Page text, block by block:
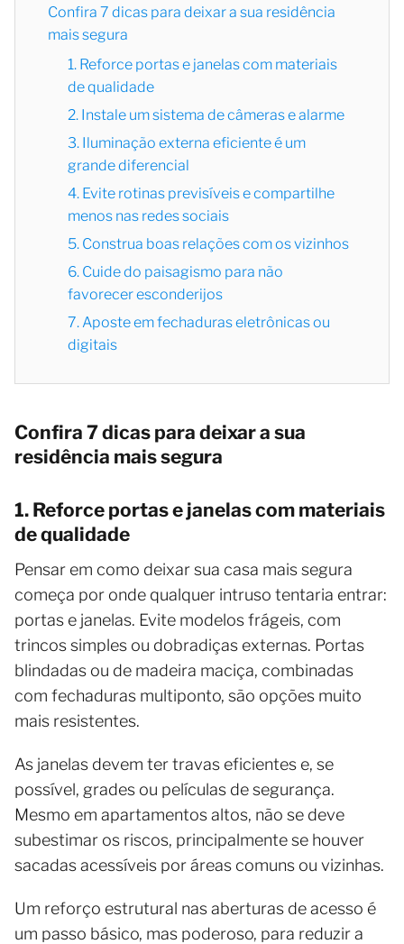
Confira 7 dicas para deixar a sua residência
mais segura
1. Reforce portas e janelas com materiais
de qualidade
2. Instale um sistema de câmeras e alarme
3. Iluminação externa eficiente é um
grande diferencial
4. Evite rotinas previsíveis e compartilhe
menos nas redes sociais
5. Construa boas relações com os vizinhos
6. Cuide do paisagismo para não
favorecer esconderijos
7. Aposte em fechaduras eletrônicas ou
digitais
Confira 7 dicas para deixar a sua
residência mais segura
1. Reforce portas e janelas com materiais
de qualidade
Pensar em como deixar sua casa mais segura
começa por onde qualquer intruso tentaria entrar:
portas e janelas. Evite modelos frágeis, com
trincos simples ou dobradiças externas. Portas
blindadas ou de madeira maciça, combinadas
com fechaduras multiponto, são opções muito
mais resistentes.
As janelas devem ter travas eficientes e, se
possível, grades ou películas de segurança.
Mesmo em apartamentos altos, não se deve
subestimar os riscos, principalmente se houver
sacadas acessíveis por áreas comuns ou vizinhas.
Um reforço estrutural nas aberturas de acesso é
um passo básico, mas poderoso, para reduzir a